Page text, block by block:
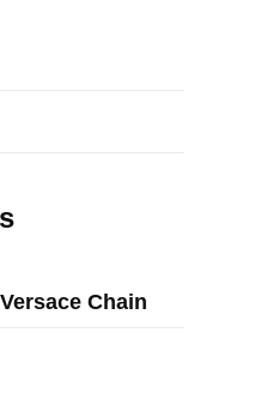
Chain